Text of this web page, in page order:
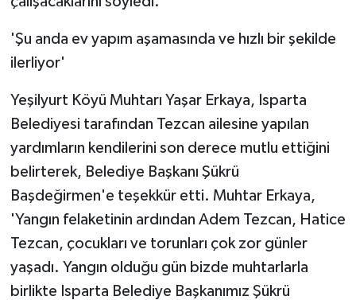
'Şu anda ev yapım aşamasında ve hızlı bir şekilde
ilerliyor'
Yeşilyurt Köyü Muhtarı Yaşar Erkaya, Isparta
Belediyesi tarafından Tezcan ailesine yapılan
yardımların kendilerini son derece mutlu ettiğini
belirterek, Belediye Başkanı Şükrü
Başdeğirmen'e teşekkür etti. Muhtar Erkaya,
'Yangın felaketinin ardından Adem Tezcan, Hatice
Tezcan, çocukları ve torunları çok zor günler
yaşadı. Yangın olduğu gün bizde muhtarlarla
birlikte Isparta Belediye Başkanımız Şükrü
Yerel Haberler